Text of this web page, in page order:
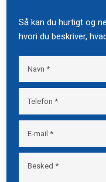
Så kan du hurtigt og
hvori du beskriver,